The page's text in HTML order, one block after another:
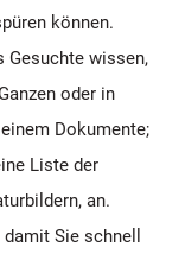
können.
Gesuchte wissen,
oder in
Dokumente;
Liste der
an.
Sie schnell